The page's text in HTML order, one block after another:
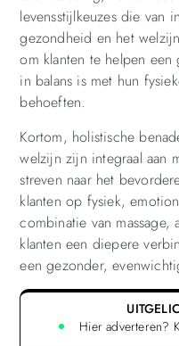
levensstijlkeuzes die van
gezondheid en het
om klanten te helpen
in balans is met hun
behoeften.
Kortom, holistische
welzijn zijn integraal aan
streven naar het
klanten op fysiek,
combinatie van massage,
klanten een diepere
een gezonder,
Hier adverteren?